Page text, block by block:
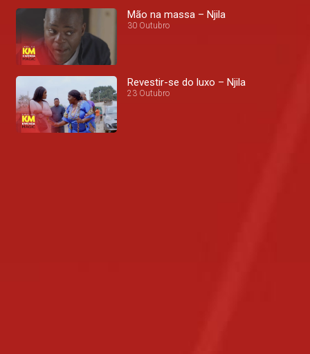
Mão na massa – Njila
30 Outubro
Revestir-se do luxo – Njila
23 Outubro